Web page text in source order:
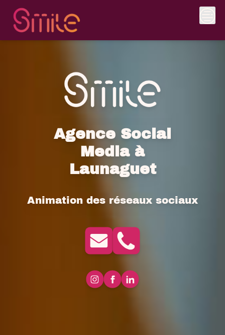
content
Agence Social
Media à
Launaguet
Animation des réseaux sociaux